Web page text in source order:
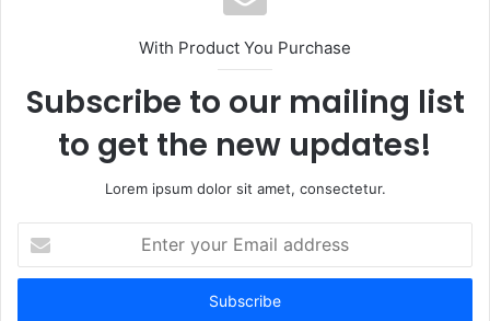
With Product You Purchase
Subscribe to our mailing list
to get the new updates!
Lorem ipsum dolor sit amet, consectetur.
your
Email